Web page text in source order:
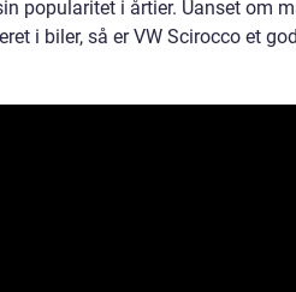
popularitet i årtier. Uanset om
i biler, så er VW Scirocco et